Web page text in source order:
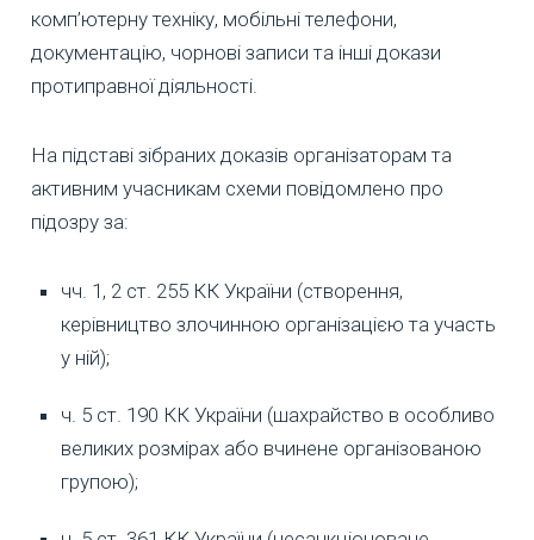
комп’ютерну техніку, мобільні телефони,
документацію, чорнові записи та інші докази
протиправної діяльності.
На підставі зібраних доказів організаторам та
активним учасникам схеми повідомлено про
підозру за:
чч. 1, 2 ст. 255 КК України (створення,
керівництво злочинною організацією та участь
у ній);
ч. 5 ст. 190 КК України (шахрайство в особливо
великих розмірах або вчинене організованою
групою);